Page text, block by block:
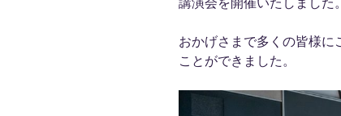
おかげさまで多くの皆様に
ことができました。